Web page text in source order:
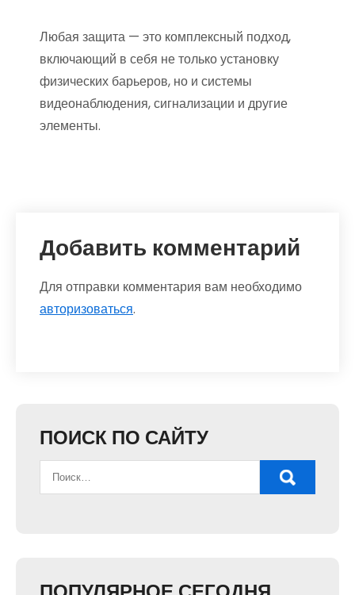
Любая защита — это комплексный подход,
включающий в себя не только установку
физических барьеров, но и системы
видеонаблюдения, сигнализации и другие
элементы.
Добавить комментарий
Для отправки комментария вам необходимо
авторизоваться.
ПОИСК ПО САЙТУ